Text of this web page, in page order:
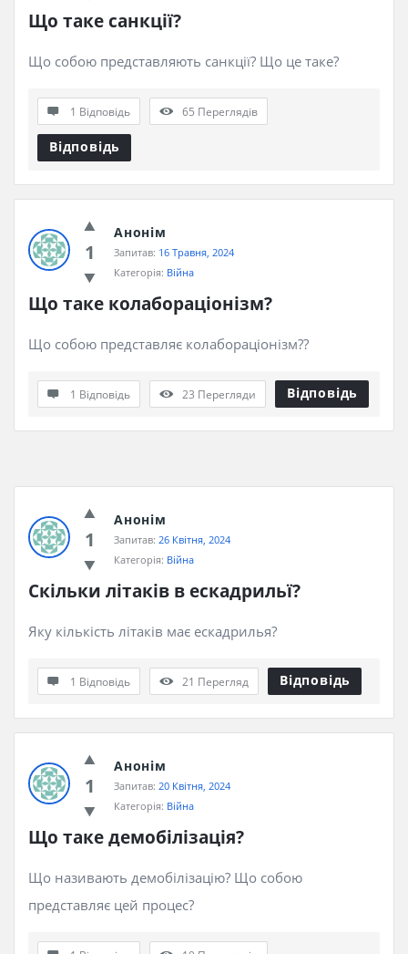
Що таке санкції?
Що собою представляють санкції? Що це таке?
1 Відповідь 65 Переглядів
Відповідь
1
Анонім
Запитав: 16 Травня, 2024
Категорія: Війна
Що таке колабораціонізм?
Що собою представляє колабораціонізм??
1 Відповідь 23 Перегляди Відповідь
1
Анонім
Запитав: 26 Квітня, 2024
Категорія: Війна
Скільки літаків в ескадрильї?
Яку кількість літаків має ескадрилья?
1 Відповідь 21 Перегляд Відповідь
1
Анонім
Запитав: 20 Квітня, 2024
Категорія: Війна
Що таке демобілізація?
Що називають демобілізацію? Що собою
представляє цей процес?